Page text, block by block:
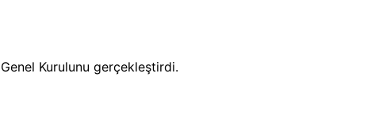
Kurulunu gerçekleştirdi.